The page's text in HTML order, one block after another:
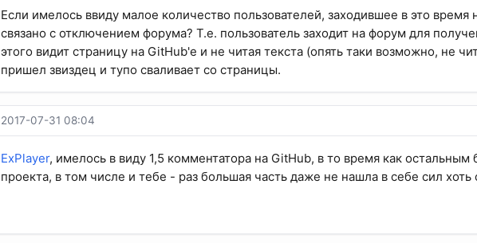
Если имелось ввиду малое количество пользователей, заходившее в это время
связано с отключением форума? Т.е. пользователь заходит на форум для
этого видит страницу на GitHub'е и не читая текста (опять таки возможно, не
пришел звиздец и тупо сваливает со страницы.
2017-07-31 08:04
ExPlayer, имелось в виду 1,5 комментатора на GitHub, в то время как остальным
проекта, в том числе и тебе - раз большая часть даже не нашла в себе сил хоть